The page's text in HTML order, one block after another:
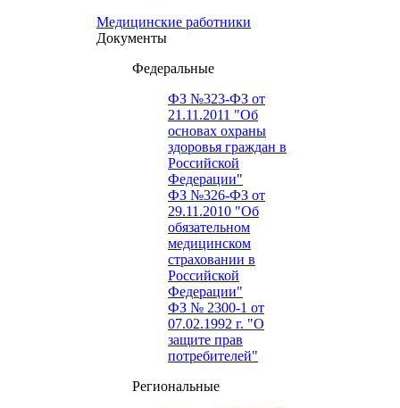
Медицинские работники
Документы
Федеральные
ФЗ №323-ФЗ от
21.11.2011 "Об
основах охраны
здоровья граждан в
Российской
Федерации"
ФЗ №326-ФЗ от
29.11.2010 "Об
обязательном
медицинском
страховании в
Российской
Федерации"
ФЗ № 2300-1 от
07.02.1992 г. "О
защите прав
потребителей"
Региональные